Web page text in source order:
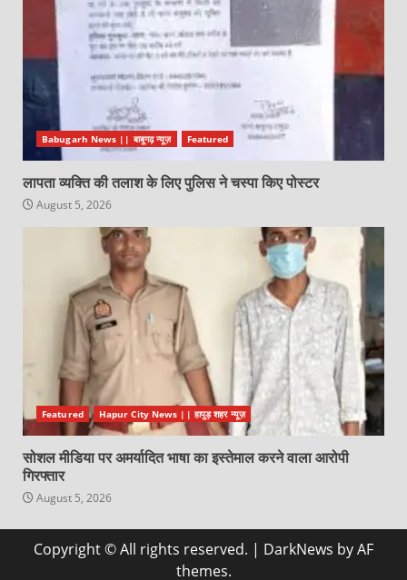
Babugarh News || बाबूगढ़ न्यूज़ Featured
लापता व्यक्ति की तलाश के लिए पुलिस ने चस्पा किए पोस्टर
August 5, 2026
Featured Hapur City News || हापुड़ शहर न्यूज़
सोशल मीडिया पर अमर्यादित भाषा का इस्तेमाल करने वाला आरोपी
गिरफ्तार
August 5, 2026
Copyright © All rights reserved. | DarkNews by AF
themes.